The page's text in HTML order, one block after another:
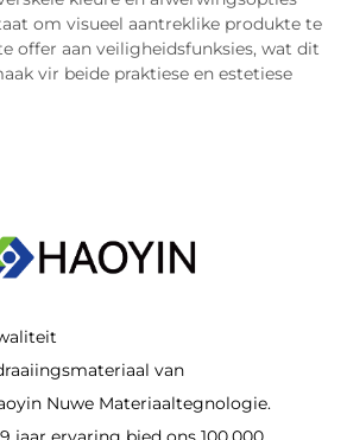
om visueel aantreklike produkte te
offer aan veiligheidsfunksies, wat dit
vir beide praktiese en estetiese
van
Nuwe Materiaaltegnologie.